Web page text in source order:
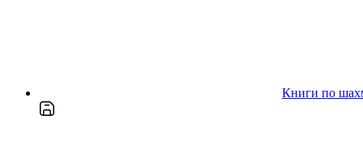
Книги по